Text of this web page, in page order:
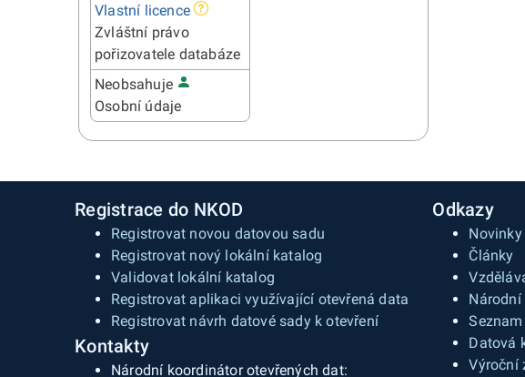
Vlastní licence
Zvláštní právo
pořizovatele databáze
Neobsahuje
Osobní údaje
Registrace do NKOD
Registrovat novou datovou sadu
Registrovat nový lokální katalog
Validovat lokální katalog
Registrovat aplikaci využívající otevřená data
Registrovat návrh datové sady k otevření
Kontakty
Národní koordinátor otevřených dat:
Odkazy
Novinky
Články
Datová
Výroční